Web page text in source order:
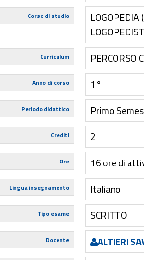
Corso di studio
Curriculum PERCORSO
Anno di corso 1°
Periodo didattico Primo
Crediti 2
Ore 16 ore di
Lingua insegnamento Italiano
Tipo esame SCRITTO
Docente ALTIERI